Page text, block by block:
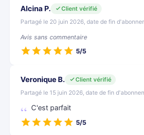
Alcina P.
Client vérifié
Partagé le 20 juin 2026, date de fin
Avis sans commentaire
5/5
Veronique B.
Client vérifié
Partagé le 15 juin 2026, date de fin
C'est parfait
5/5